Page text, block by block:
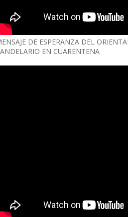
DE ESPERANZA DEL
EN CUARENTENA